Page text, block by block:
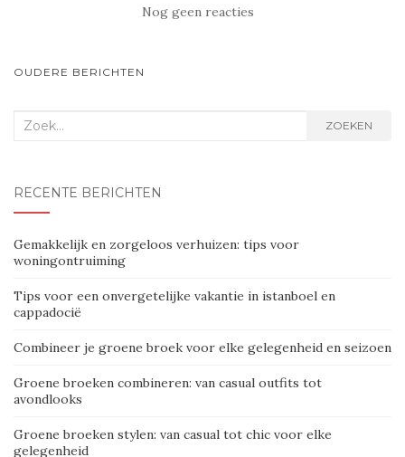
Nog geen reacties
BERICHTNAVIGATIE
OUDERE BERICHTEN
Zoek
ZOEKEN
RECENTE BERICHTEN
Gemakkelijk en zorgeloos verhuizen: tips voor
woningontruiming
Tips voor een onvergetelijke vakantie in istanboel en
cappadocië
Combineer je groene broek voor elke gelegenheid en seizoen
Groene broeken combineren: van casual outfits tot
avondlooks
Groene broeken stylen: van casual tot chic voor elke
gelegenheid